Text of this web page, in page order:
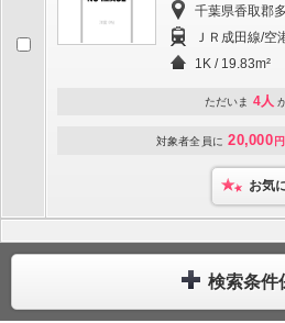
千葉県香取郡
ＪＲ成田線/空
1K / 19.83m²
ただいま 4人
対象者全員に 20,000 円
お気
検索条件